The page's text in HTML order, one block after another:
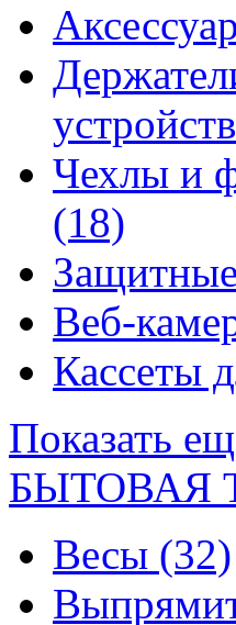
устройств
Чехлы и
(18)
Веб-
Кассеты
Показать
БЫТОВАЯ
Весы (32)